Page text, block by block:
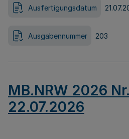
Ausfertigungsdatum
Ausgabennummer 203
MB.NRW 2026
22.07.2026